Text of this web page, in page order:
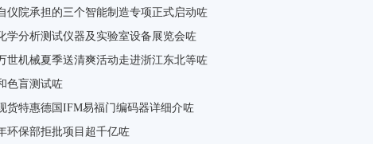
仪院承担的三个智能制造专项正式启动咗
学分析测试仪器及实验室设备展览会咗
世机械夏季送清爽活动走进浙江东北等咗
色盲测试咗
货特惠德国IFM易福门编码器详细介咗
环保部拒批项目超千亿咗